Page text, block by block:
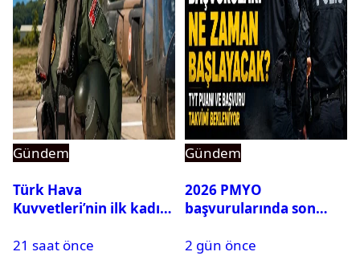
Gündem
Türk Hava
Kuvvetleri’nin ilk kadın
Karapınar hakkında
21 saat önce
Gündem
2026 PMYO
başvurularında son
2 gün önce